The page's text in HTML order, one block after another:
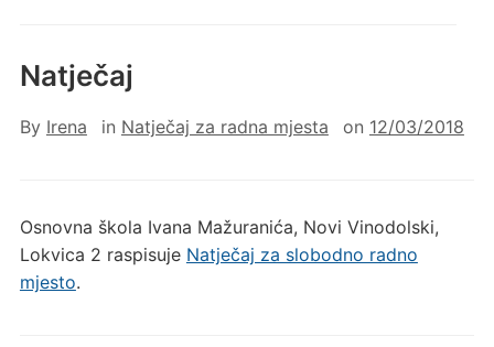
Natječaj
By Irena in Natječaj za radna mjesta on 12/03/2018
Osnovna škola Ivana Mažuranića, Novi Vinodolski,
Lokvica 2 raspisuje Natječaj za slobodno radno
mjesto.